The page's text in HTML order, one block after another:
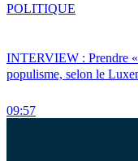
INTERVIEW : Prendre «
populisme, selon le
09:57
POLITIQUE